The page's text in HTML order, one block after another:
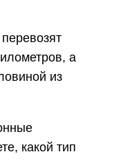
а
из
какой тип